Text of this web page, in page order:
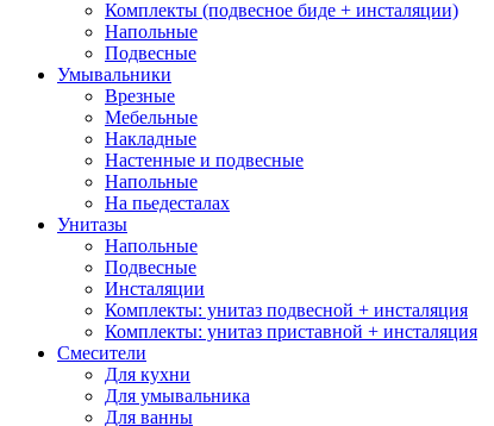
Комплекты (подвесное биде + инсталяции)
Напольные
Подвесные
Умывальники
Врезные
Мебельные
Накладные
Настенные и подвесные
Напольные
На пьедесталах
Унитазы
Напольные
Подвесные
Инсталяции
Комплекты: унитаз подвесной + инсталяция
Комплекты: унитаз приставной + инсталяция
Смесители
Для кухни
Для умывальника
Для ванны